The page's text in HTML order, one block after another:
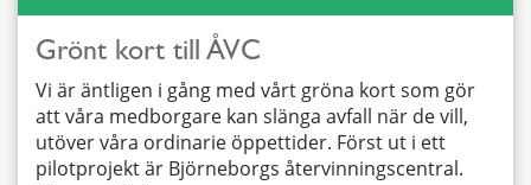
Grönt kort till ÅVC
Vi är äntligen i gång med vårt gröna kort som gör
att våra medborgare kan slänga avfall när de vill,
utöver våra ordinarie öppettider. Först ut i ett
pilotprojekt är Björneborgs återvinningscentral.